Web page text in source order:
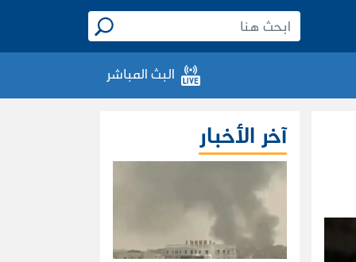
البث المباشر
آخر الأخبار